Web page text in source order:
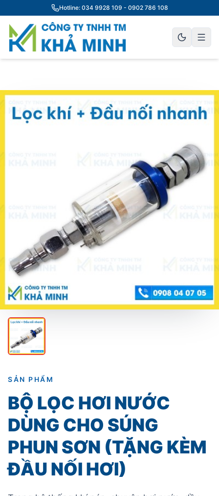
Hotline: 034 9928 109 - 0902 786 108
SẢN PHẨM
BỘ LỌC HƠI NƯỚC
DÙNG CHO SÚNG
PHUN SƠN (TẶNG KÈM
ĐẦU NỐI HƠI)